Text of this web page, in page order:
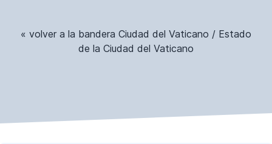
« volver a la bandera Ciudad del Vaticano / Estado
de la Ciudad del Vaticano